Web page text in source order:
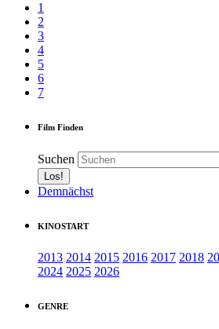
1
2
3
4
5
6
7
Film Finden
Suchen
Demnächst
KINOSTART
2013 2014 2015 2016 2017 2018
2024 2025 2026
GENRE